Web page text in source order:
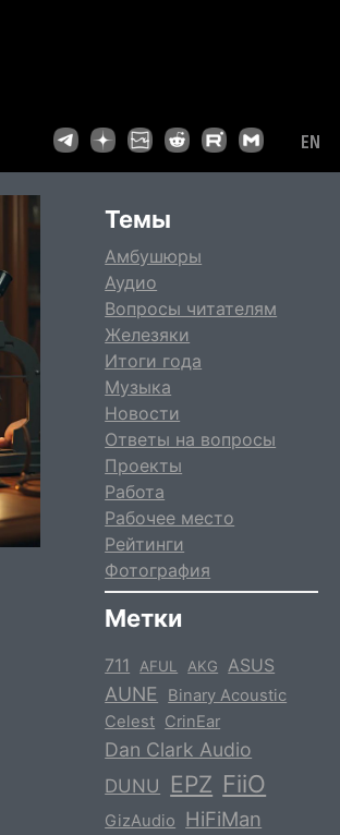
EN
Темы
Амбушюры
Аудио
Вопросы читателям
Железяки
Итоги года
Музыка
Новости
Ответы на вопросы
Проекты
Работа
Рабочее место
Рейтинги
Фотография
Метки
711 AFUL AKG ASUS
AUNE
Binary Acoustic
Celest CrinEar
Dan Clark Audio
DUNU EPZ FiiO
GizAudio HiFiMan